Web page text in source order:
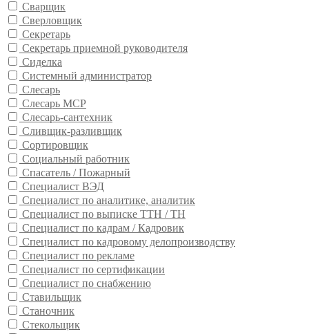
Сварщик
Сверловщик
Секретарь
Секретарь приемной руководителя
Сиделка
Системный администратор
Слесарь
Слесарь МСР
Слесарь-сантехник
Сливщик-разливщик
Сортировщик
Социальный работник
Спасатель / Пожарный
Специалист ВЭД
Специалист по аналитике, аналитик
Специалист по выписке ТТН / ТН
Специалист по кадрам / Кадровик
Специалист по кадровому делопроизводству
Специалист по рекламе
Специалист по сертификации
Специалист по снабжению
Ставильщик
Станочник
Стекольщик